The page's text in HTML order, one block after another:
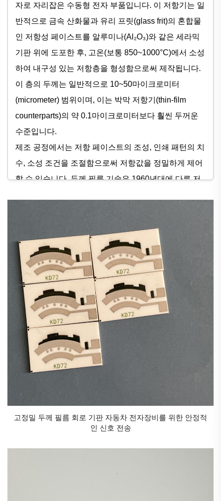
자로 자리잡은 수동형 전자 부품입니다. 이 저항기는 일
반적으로 금속 산화물과 유리 프릿(glass frit)의 혼합물
인 저항성 페이스트를 알루미나(Al₂O₃)와 같은 세라믹
기판 위에 도포한 후, 고온(보통 850~1000°C)에서 소성
하여 내구성 있는 저항층을 형성함으로써 제작됩니다.
이 층의 두께는 일반적으로 10~50마이크로미터
(micrometer) 범위이며, 이는 박막 저항기(thin-film
counterparts)의 약 0.1마이크로미터보다 훨씬 두꺼운
수준입니다.
제조 공정에서는 저항 페이스트의 조성, 인쇄 패턴의 치
수, 소성 조건을 조절함으로써 저항값을 정밀하게 제어
할 수 있습니다. 두께 필름 기술은 1960년대에 다른 저
후 다양한 응용 분야에 걸쳐 우수한 성능 특성을 제공하
두께 필름 저항기의 특성
1. **저항 범위**: 두께 필름 저항기는 일반적으로 1Ω에
서 10MΩ까지의 넓은 저항 범위를 가지므로 다양한 회
로 요구 사항에 적합합니다.
2. **허용오차**: 표준 허용오차는 ±1%에서 ±5% 범위이
며, 특수한 응용 분야를 위해 ±0.5% 또는 그 이하의 정
밀 제품도 제공됩니다.
3. **저항 온도 계수(TCR)**: 일반적으로 ±100ppm/°C에
서 ±250ppm/°C 사이이며, 고급 조성물은 ±50ppm/°C
또는 그보다 나은 값을 달성할 수 있습니다.
4. **출력 등급**: 크기와 설계에 따라 0.1W에서 수 와트
까지 다양한 출력 등급으로 제공됩니다.
5. **전압 등급**: 표준 크기의 경우 종종 200V 이상의
비교적 높은 전압을 견딜 수 있습니다.
고정밀 두께 필름 회로 기판 자동차 전자장비를 위한 안정적
인 신호 전송